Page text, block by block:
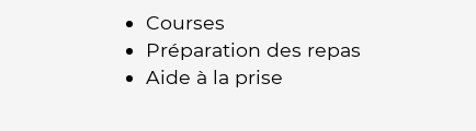
Courses
Préparation des repas
Aide à la prise